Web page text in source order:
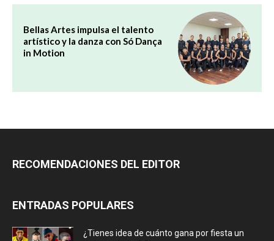
Bellas Artes impulsa el talento
artístico y la danza con Só Dança
in Motion
RECOMENDACIONES DEL EDITOR
ENTRADAS POPULARES
¿Tienes idea de cuánto gana por fiesta un